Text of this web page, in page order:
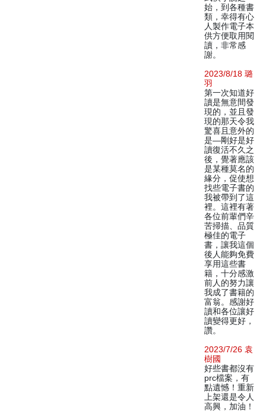
始，到各種書
類，幸得有心
人製作電子本
供方便取用閱
讀，非常感
謝。
2023/8/18 璐
羽
第一次知道好
讀是無意間發
現的，並且發
現的那天令我
驚喜且意外的
是—剛好是好
讀復活不久之
後，覺著應該
是某種莫名的
緣分，促使想
找些電子書的
我被帶到了這
裡。這裡有著
各位前輩們辛
苦掃描、品質
極佳的電子
書，讓我這個
後人能夠免費
享用這些書
籍，十分感激
前人的努力讓
我成了書籍的
富翁。感謝好
讀和各位讓好
讀變得更好，
讚。
2023/7/26 袁
樹國
好些書都沒有
prc檔案，有
點遺憾！重新
上架還是令人
高興，加油！